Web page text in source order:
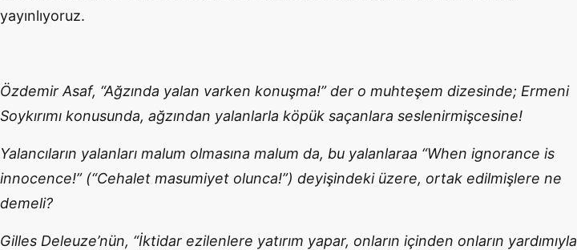
yayınlıyoruz.
Özdemir Asaf, “Ağzında yalan varken konuşma!” der o muhteşem dizesinde; Ermeni
Soykırımı konusunda, ağzından yalanlarla köpük saçanlara seslenirmişcesine!
Yalancıların yalanları malum olmasına malum da, bu yalanlaraa “When ignorance is
innocence!” (“Cehalet masumiyet olunca!”) deyişindeki üzere, ortak edilmişlere ne
demeli?
Gilles Deleuze’nün, “İktidar ezilenlere yatırım yapar, onların içinden onların yardımıyla